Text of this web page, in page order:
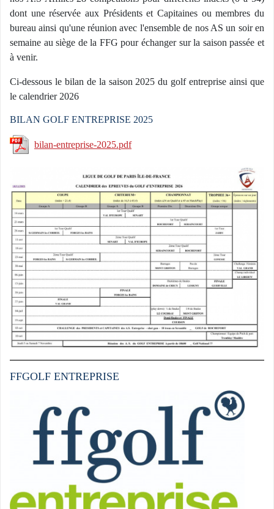
dont une réservée aux Présidents et Capitaines ou membres du
bureau ainsi qu'une réunion avec l'ensemble de nos AS un soir en
semaine au siège de la FFG pour échanger sur la saison passée et
à venir.
Ci-dessous le bilan de la saison 2025 du golf entreprise ainsi que
le calendrier 2026
BILAN GOLF ENTREPRISE 2025
bilan-entreprise-2025.pdf
FFGOLF ENTREPRISE